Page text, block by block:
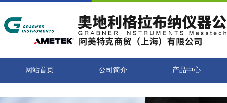
网站首页 公司简介 产品中心